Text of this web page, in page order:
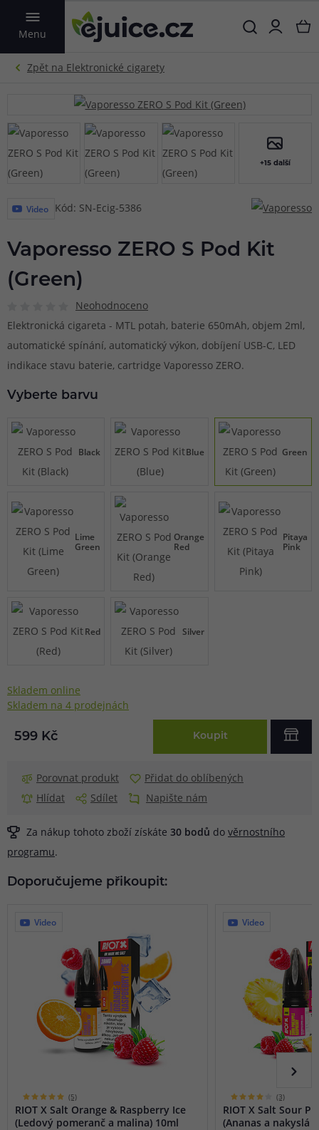
Menu
VYHLEDAT
+15 další
Video Kód: SN-Ecig-5386
Vaporesso ZERO S Pod Kit
(Green)
Neohodnoceno
Elektronická cigareta - MTL potah, baterie 650mAh, objem 2ml,
automatické spínání, automatický výkon, dobíjení USB-C, LED
indikace stavu baterie, cartridge Vaporesso ZERO.
Vyberte barvu
Black Blue Green
Lime
Green
Orange
Red
Pitaya
Pink
Red Silver
Skladem online
Skladem na 4 prodejnách
599 Kč Koupit
Porovnat produkt
Přidat do oblíbených
Hlídat
Sdílet Napište nám
Za nákup tohoto zboží získáte 30 bodů do věrnostního
programu.
Doporučujeme přikoupit:
Video
(5)
RIOT X Salt Orange & Raspberry Ice
(Ledový pomeranč a malina) 10ml
Video
(3)
RIOT X Salt Sour
(Ananas a nakyslá